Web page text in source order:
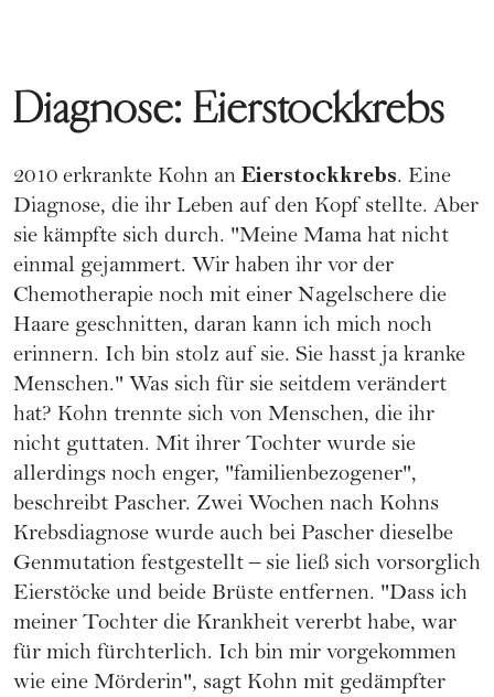
Diagnose: Eierstockkrebs
2010 erkrankte Kohn an Eierstockkrebs. Eine
Diagnose, die ihr Leben auf den Kopf stellte. Aber
sie kämpfte sich durch. "Meine Mama hat nicht
einmal gejammert. Wir haben ihr vor der
Chemotherapie noch mit einer Nagelschere die
Haare geschnitten, daran kann ich mich noch
erinnern. Ich bin stolz auf sie. Sie hasst ja kranke
Menschen." Was sich für sie seitdem verändert
hat? Kohn trennte sich von Menschen, die ihr
nicht guttaten. Mit ihrer Tochter wurde sie
allerdings noch enger, "familienbezogener",
beschreibt Pascher. Zwei Wochen nach Kohns
Krebsdiagnose wurde auch bei Pascher dieselbe
Genmutation festgestellt – sie ließ sich vorsorglich
Eierstöcke und beide Brüste entfernen. "Dass ich
meiner Tochter die Krankheit vererbt habe, war
für mich fürchterlich. Ich bin mir vorgekommen
wie eine Mörderin", sagt Kohn mit gedämpfter